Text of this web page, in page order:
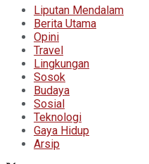
Liputan Mendalam
Berita Utama
Opini
Travel
Lingkungan
Sosok
Budaya
Sosial
Teknologi
Gaya Hidup
Arsip